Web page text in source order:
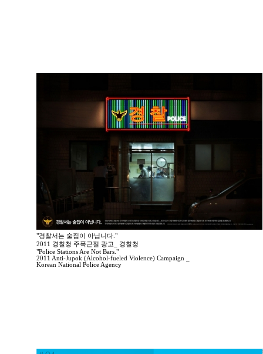
"경찰서는 술집이 아닙니다."
2011 경찰청 주폭근절 광고_ 경찰청
"Police Stations Are Not Bars."
2011 Anti-Jupok (Alcohol-fueled Violence) Campaign _
Korean National Police Agency